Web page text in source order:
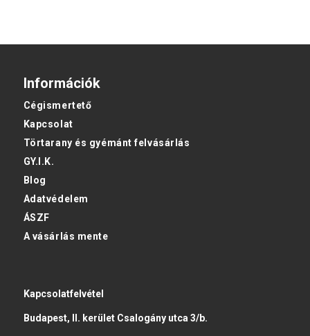
Információk
Cégismertető
Kapcsolat
Törtarany és gyémánt felvásárlás
GY.I.K.
Blog
Adatvédelem
ÁSZF
A vásárlás mente
Kapcsolatfelvétel
Budapest, II. kerület Csalogány utca 3/b.